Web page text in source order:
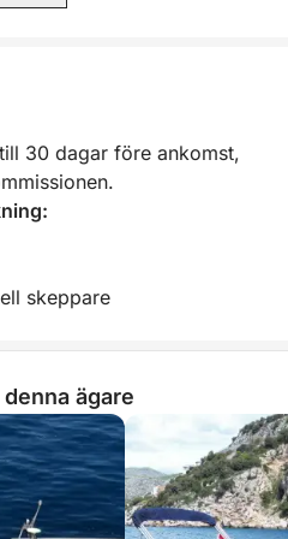
betalar du efter
€).
tillgänglig i en halv dag.
kontrollera
du kontakta mig på
30 dagar före ankomst,
skeppare
ägare